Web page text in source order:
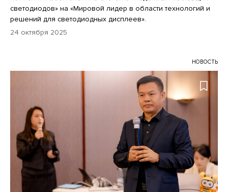
светодиодов» на «Мировой лидер в области технологий и
решений для светодиодных дисплеев».
24 октября 2025
НОВОСТЬ